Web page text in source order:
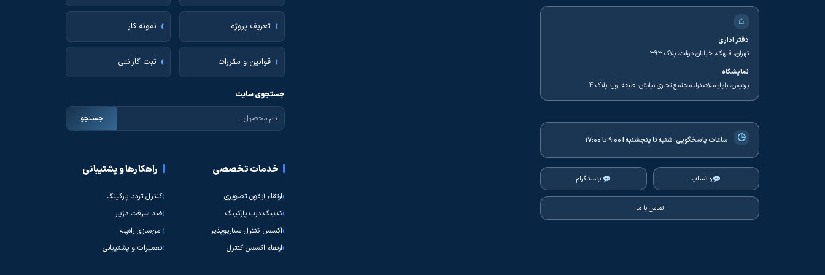
⌂
دفتر اداری
تهران، قلهک، خیابان دولت، پلاک ۳۹۳
نمایشگاه
پردیس، بلوار ملاصدرا، مجتمع تجاری نیایش، طبقه اول، پلاک ۴
◷ ساعات پاسخگویی:شنبه تا پنجشنبه | ۹:۰۰ تا ۱۷:۰۰
واتساپ اینستاگرام
تماس با ما
تعریف پروژه نمونه کار
قوانین و مقررات ثبت گارانتی
جستجوی سایت
جستجو
خدمات تخصصی
ارتقاء آیفون تصویری
کدینگ درب پارکینگ
اکسس کنترل سناریوپذیر
ارتقاء اکسس کنترل
راهکارها و پشتیبانی
کنترل تردد پارکینگ
ضد سرقت دژیار
امن‌سازی راه‌پله
تعمیرات و پشتیبانی